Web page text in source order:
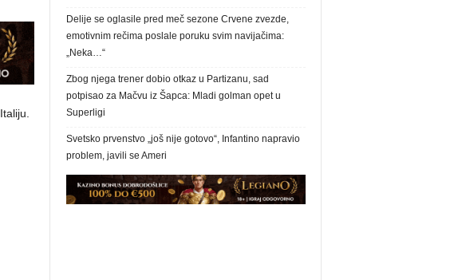
Delije se oglasile pred meč sezone Crvene zvezde,
emotivnim rečima poslale poruku svim navijačima:
„Neka…“
Zbog njega trener dobio otkaz u Partizanu, sad
potpisao za Mačvu iz Šapca: Mladi golman opet u
Superligi
Svetsko prvenstvo „još nije gotovo“, Infantino napravio
problem, javili se Ameri